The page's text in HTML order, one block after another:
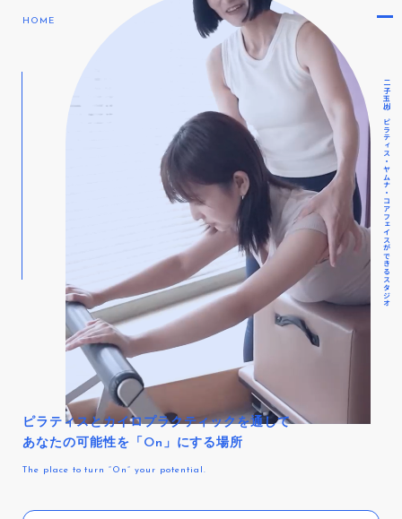
HOME
ピラティスとカイロプラクティックを通して
あなたの可能性を「On」にする場所
The place to turn “On” your potential.
二子玉川のピラティス・ヤムナ・コアフェイスができるスタジオ